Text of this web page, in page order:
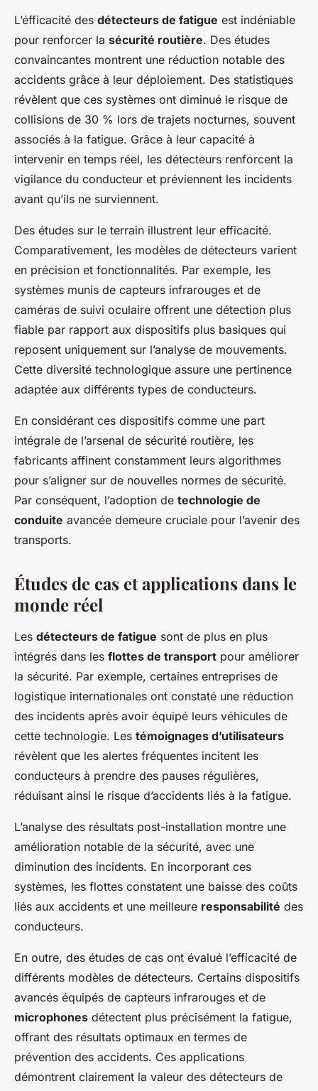
L’éfficacité des détecteurs de fatigue est indéniable
pour renforcer la sécurité routière. Des études
convaincantes montrent une réduction notable des
accidents grâce à leur déploiement. Des statistiques
révèlent que ces systèmes ont diminué le risque de
collisions de 30 % lors de trajets nocturnes, souvent
associés à la fatigue. Grâce à leur capacité à
intervenir en temps réel, les détecteurs renforcent la
vigilance du conducteur et préviennent les incidents
avant qu’ils ne surviennent.
Des études sur le terrain illustrent leur efficacité.
Comparativement, les modèles de détecteurs varient
en précision et fonctionnalités. Par exemple, les
systèmes munis de capteurs infrarouges et de
caméras de suivi oculaire offrent une détection plus
fiable par rapport aux dispositifs plus basiques qui
reposent uniquement sur l’analyse de mouvements.
Cette diversité technologique assure une pertinence
adaptée aux différents types de conducteurs.
En considérant ces dispositifs comme une part
intégrale de l’arsenal de sécurité routière, les
fabricants affinent constamment leurs algorithmes
pour s’aligner sur de nouvelles normes de sécurité.
Par conséquent, l’adoption de technologie de
conduite avancée demeure cruciale pour l’avenir des
transports.
Études de cas et applications dans le
monde réel
Les détecteurs de fatigue sont de plus en plus
intégrés dans les flottes de transport pour améliorer
la sécurité. Par exemple, certaines entreprises de
logistique internationales ont constaté une réduction
des incidents après avoir équipé leurs véhicules de
cette technologie. Les témoignages d’utilisateurs
révèlent que les alertes fréquentes incitent les
conducteurs à prendre des pauses régulières,
réduisant ainsi le risque d’accidents liés à la fatigue.
L’analyse des résultats post-installation montre une
amélioration notable de la sécurité, avec une
diminution des incidents. En incorporant ces
systèmes, les flottes constatent une baisse des coûts
liés aux accidents et une meilleure responsabilité des
conducteurs.
En outre, des études de cas ont évalué l’efficacité de
différents modèles de détecteurs. Certains dispositifs
avancés équipés de capteurs infrarouges et de
microphones détectent plus précisément la fatigue,
offrant des résultats optimaux en termes de
prévention des accidents. Ces applications
démontrent clairement la valeur des détecteurs de